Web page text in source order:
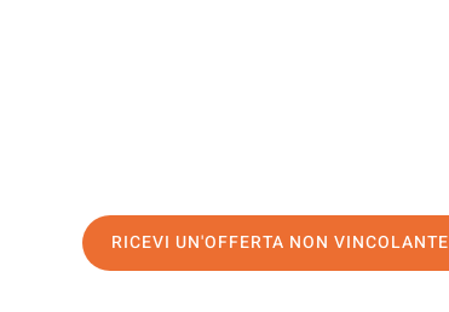
RICEVI UN'OFFERTA NON VINCOLANTE